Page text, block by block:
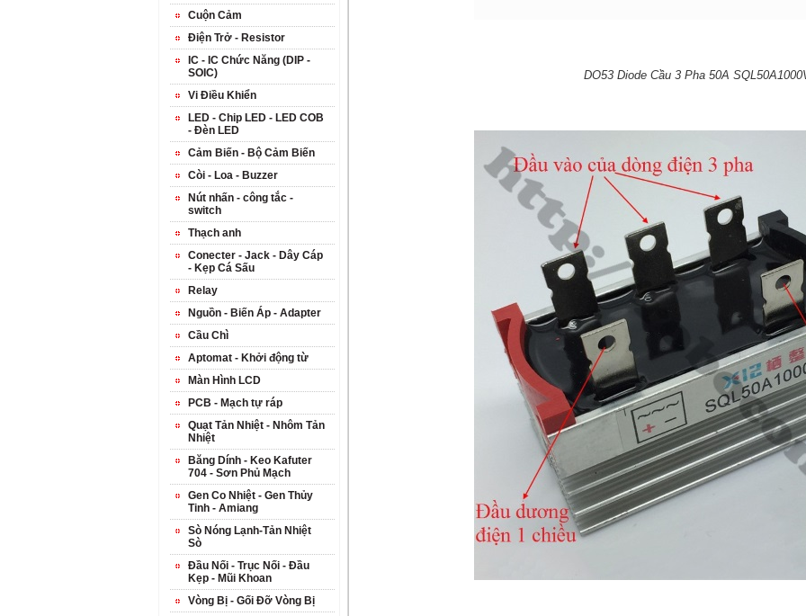
DO53 Diode Cầu 3 Pha 50A
Cuộn Cảm
Điện Trở - Resistor
IC - IC Chức Năng (DIP -
SOIC)
Vi Điều Khiển
LED - Chip LED - LED COB
- Đèn LED
Cảm Biến - Bộ Cảm Biến
Còi - Loa - Buzzer
Nút nhấn - công tắc -
switch
Thạch anh
Conecter - Jack - Dây Cáp
- Kẹp Cá Sấu
Relay
Nguồn - Biến Áp - Adapter
Cầu Chì
Aptomat - Khởi động từ
Màn Hình LCD
PCB - Mạch tự ráp
Quạt Tản Nhiệt - Nhôm Tản
Nhiệt
Băng Dính - Keo Kafuter
704 - Sơn Phủ Mạch
Gen Co Nhiệt - Gen Thủy
Tinh - Amiang
Sò Nóng Lạnh-Tản Nhiệt
Sò
Đầu Nối - Trục Nối - Đầu
Kẹp - Mũi Khoan
Vòng Bị - Gối Đỡ Vòng Bị